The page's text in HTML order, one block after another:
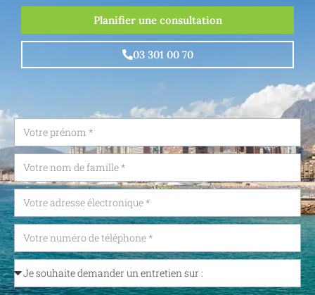
Planifier une consultation
03 301 00 70